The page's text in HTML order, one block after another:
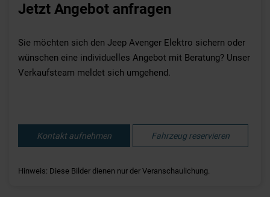
Jetzt Angebot anfragen
Sie möchten sich den Jeep Avenger Elektro sichern oder
wünschen eine individuelles Angebot mit Beratung? Unser
Verkaufsteam meldet sich umgehend.
Kontakt aufnehmen Fahrzeug reservieren
Hinweis: Diese Bilder dienen nur der Veranschaulichung.